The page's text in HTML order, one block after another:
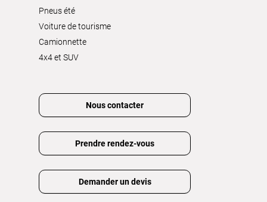
Pneus été
Voiture de tourisme
Camionnette
4x4 et SUV
Nous contacter
Prendre rendez-vous
Demander un devis